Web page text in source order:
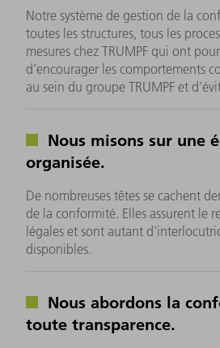
Notre système de gestion de la
toutes les structures, tous les
mesures chez TRUMPF qui ont
d’encourager les comportements
au sein du groupe TRUMPF et
Nous misons sur une
organisée.
De nombreuses têtes se cachent
de la conformité. Elles assurent le
légales et sont autant
disponibles.
Nous abordons la
toute transparence.